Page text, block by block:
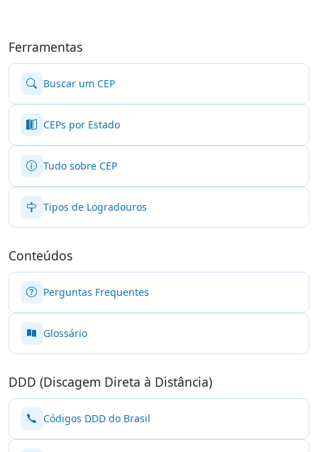
Ferramentas
Buscar um CEP
CEPs por Estado
Tudo sobre CEP
Tipos de Logradouros
Conteúdos
Perguntas Frequentes
Glossário
DDD (Discagem Direta à Distância)
Códigos DDD do Brasil